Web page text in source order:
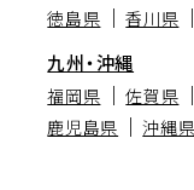
徳島県 香川県
九州・沖縄
福岡県 佐賀県
鹿児島県
沖縄県